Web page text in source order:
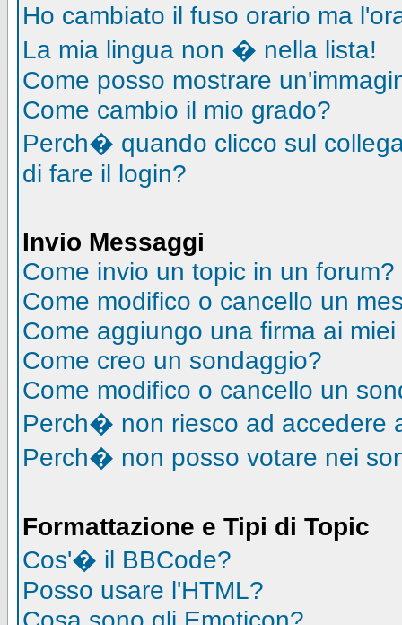
Ho cambiato il fuso orario ma
La mia lingua non � nella lista!
Come posso mostrare
Come cambio il mio grado?
Perch� quando clicco sul
di fare il login?
Invio Messaggi
Come invio un topic in un forum?
Come modifico o cancello un
Come aggiungo una firma ai
Come creo un sondaggio?
Come modifico o cancello un
Perch� non riesco ad accedere
Perch� non posso votare nei
Formattazione e Tipi di Topic
Cos'� il BBCode?
Posso usare l'HTML?